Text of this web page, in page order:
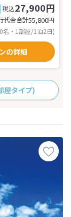
税込27,900円
代金合計55,800円
名・1部屋/1泊2日)
の詳細
屋タイプ)